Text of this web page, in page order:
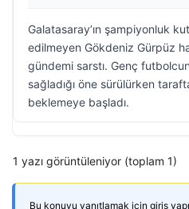
Galatasaray’ın şampiyonluk
edilmeyen Gökdeniz Gürpüz
gündemi sarstı. Genç
sağladığı öne sürülürken
beklemeye başladı.
1 yazı görüntüleniyor (toplam 1)
Bu konuyu yanıtlamak için giriş